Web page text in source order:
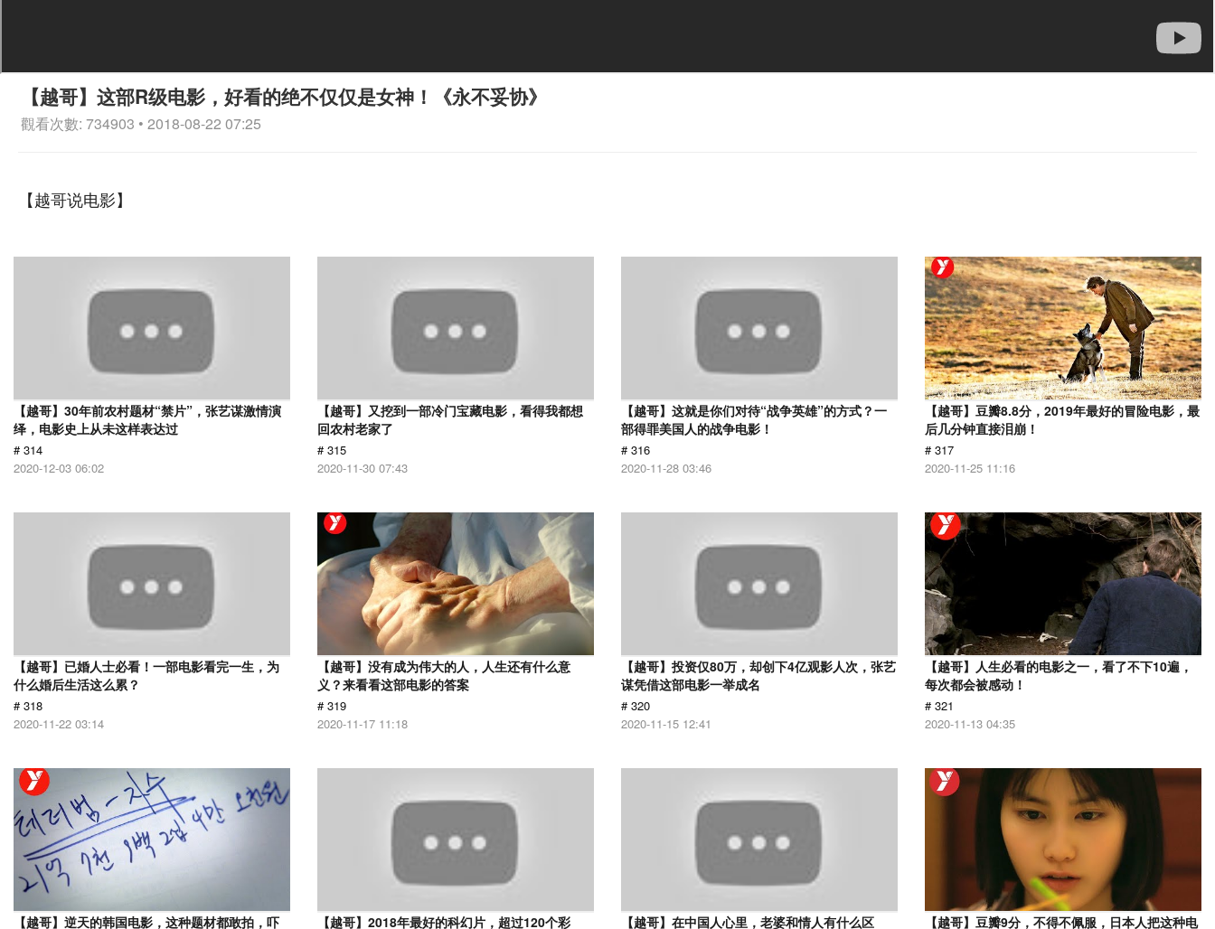
【越哥】这部R级电影，好看的绝不仅仅是女神！《永不妥协》
觀看次數: 734903 • 2018-08-22 07:25
【越哥说电影】
【越哥】30年前农村题材“禁片”，张艺谋激情演
绎，电影史上从未这样表达过
# 314
2020-12-03 06:02
【越哥】又挖到一部冷门宝藏电影，看得我都想
回农村老家了
# 315
2020-11-30 07:43
【越哥】这就是你们对待“战争英雄”的方式？一
部得罪美国人的战争电影！
# 316
2020-11-28 03:46
【越哥】豆瓣8.8分，2019年最好的冒险电影，最
后几分钟直接泪崩！
# 317
2020-11-25 11:16
【越哥】已婚人士必看！一部电影看完一生，为
什么婚后生活这么累？
# 318
2020-11-22 03:14
【越哥】没有成为伟大的人，人生还有什么意
义？来看看这部电影的答案
# 319
2020-11-17 11:18
【越哥】投资仅80万，却创下4亿观影人次，张艺
谋凭借这部电影一举成名
# 320
2020-11-15 12:41
【越哥】人生必看的电影之一，看了不下10遍，
每次都会被感动！
# 321
2020-11-13 04:35
【越哥】逆天的韩国电影，这种题材都敢拍，吓
【越哥】2018年最好的科幻片，超过120个彩
【越哥】在中国人心里，老婆和情人有什么区
【越哥】豆瓣9分，不得不佩服，日本人把这种电